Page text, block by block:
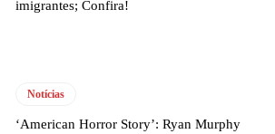
imigrantes; Confira!
Notícias
‘American Horror Story’: Ryan Murphy